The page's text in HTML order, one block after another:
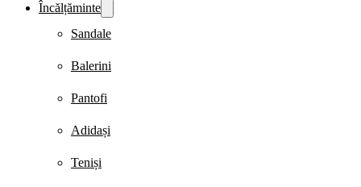
Încălțăminte
Sandale
Balerini
Pantofi
Adidași
Teniși